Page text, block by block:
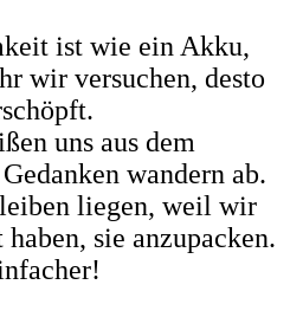
ist wie ein Akku,
wir versuchen, desto
uns aus dem
wandern ab.
liegen, weil wir
sie anzupacken.